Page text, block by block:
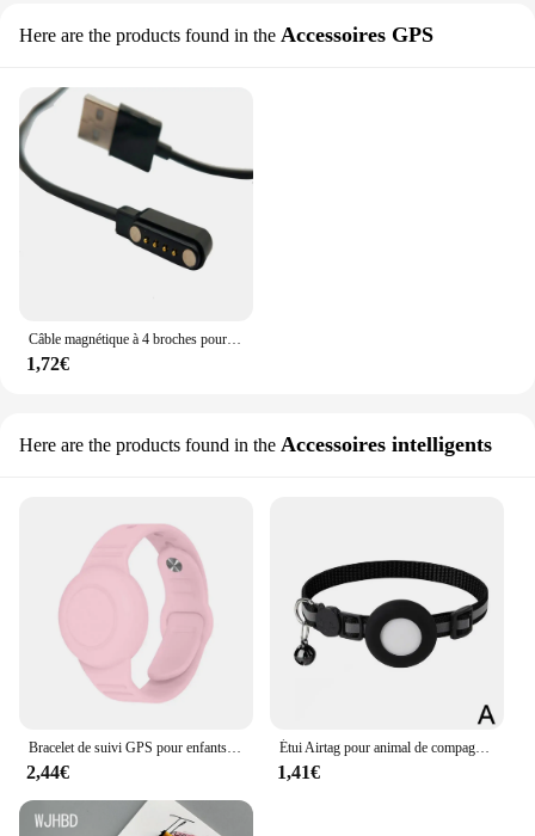
Here are the products found in the Accessoires GPS
1,72€
Here are the products found in the Accessoires intelligents
Bracelet de suivi GPS pour enfants, réglable, 22.3cm de long, support étanche, bracelet anti-perte pour enfants
2,44€
Étui Airtag pour animal de compagnie, collier de coulée, anti-perte, traqueur GPS, localisateur, étui de protection, collier de face pour chien et chat, ceinture en nylon avec cloche
1,41€